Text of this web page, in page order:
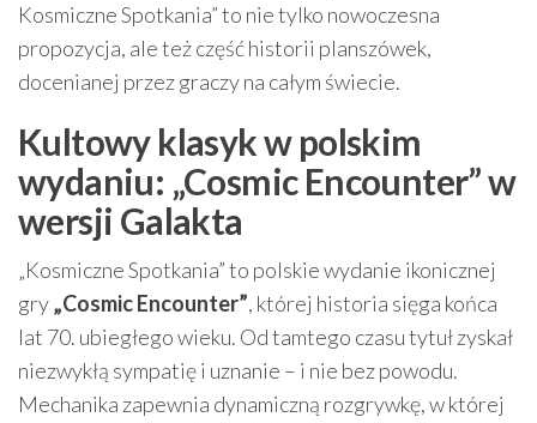
Kosmiczne Spotkania” to nie tylko nowoczesna
propozycja, ale też część historii planszówek,
docenianej przez graczy na całym świecie.
Kultowy klasyk w polskim
wydaniu: „Cosmic Encounter” w
wersji Galakta
„Kosmiczne Spotkania” to polskie wydanie ikonicznej
gry„Cosmic Encounter”, której historia sięga końca
lat 70. ubiegłego wieku. Od tamtego czasu tytuł zyskał
niezwykłą sympatię i uznanie – i nie bez powodu.
Mechanika zapewnia dynamiczną rozgrywkę, w której